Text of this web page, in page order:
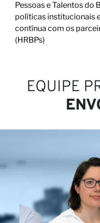
Pessoas e Talentos do
políticas institucionais
contínua com os
(HRBPs)
EQUIPE